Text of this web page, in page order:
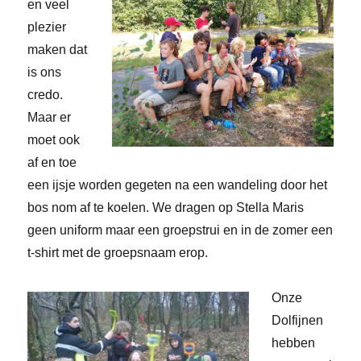
en veel
plezier
maken dat
is ons
credo.
Maar er
moet ook
af en toe
een ijsje worden gegeten na een wandeling door het
bos nom af te koelen. We dragen op Stella Maris
geen uniform maar een groepstrui en in de zomer een
t-shirt met de groepsnaam erop.
Onze
Dolfijnen
hebben